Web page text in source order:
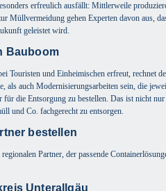
erfreulich ausfällt: Mittlerweile
Müllvermeidung gehen Experten davon aus,
geleistet wird.
Bauboom
Touristen und Einheimischen erfreut, rechnet
als auch Modernisierungsarbeiten sein, die
die Entsorgung zu bestellen. Das ist nicht nur
und Co. fachgerecht zu entsorgen.
bestellen
Partner, der passende
Unterallgäu